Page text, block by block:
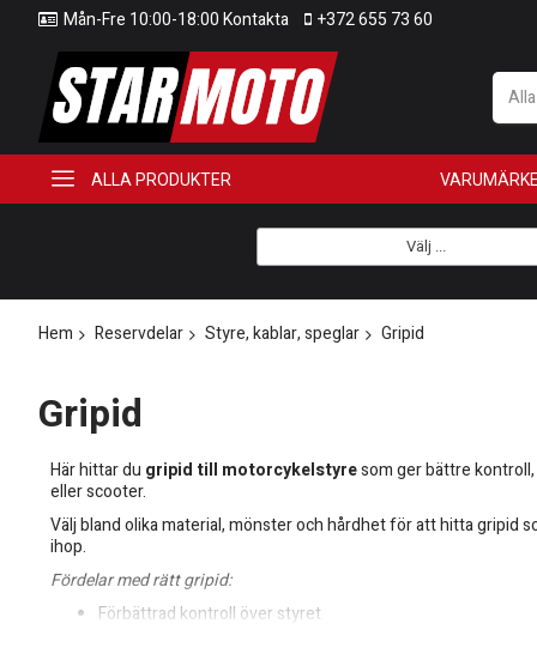
Mån-Fre 10:00-18:00 Kontakta +372 655 73 60
ALLA PRODUKTER
Välj ...
Hem Reservdelar Styre, kablar, speglar Gripid
Gripid
Här hittar du gripid till motorcykelstyresom ger bättre
eller scooter.
Välj bland olika material, mönster och hårdhet för att hitta gripid
ihop.
Fördelar med rätt gripid:
Förbättrad kontroll över styret